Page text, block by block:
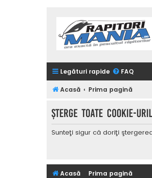
Legături rapide FAQ
Acasă Prima pagină
Şterge toate cookie-
Sunteţi sigur că doriţi
Acasă Prima pagină